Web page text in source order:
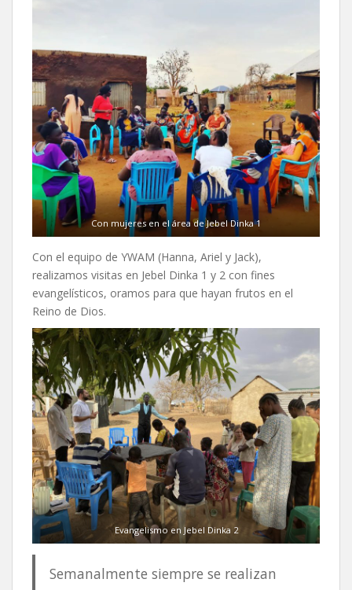
Con mujeres en el área de Jebel Dinka 1
Con el equipo de YWAM (Hanna, Ariel y Jack),
realizamos visitas en Jebel Dinka 1 y 2 con fines
evangelísticos, oramos para que hayan frutos en el
Reino de Dios.
Evangelismo en Jebel Dinka 2
Semanalmente siempre se realizan